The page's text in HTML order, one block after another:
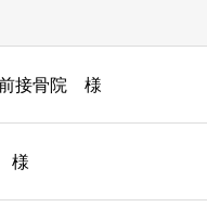
接骨院 様
様